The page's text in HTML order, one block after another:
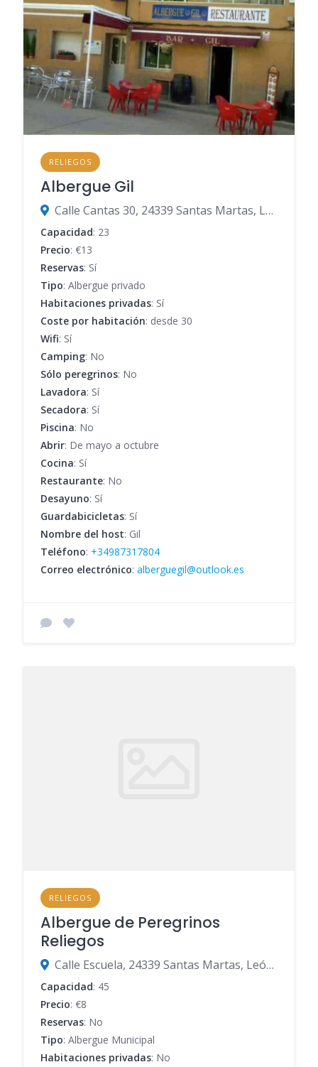
RELIEGOS
Albergue Gil
Calle Cantas 30, 24339 Santas Martas, León, España
Capacidad: 23
Precio: €13
Reservas: Sí
Tipo: Albergue privado
Habitaciones privadas: Sí
Coste por habitación: desde 30
Wifi: Sí
Camping: No
Sólo peregrinos: No
Lavadora: Sí
Secadora: Sí
Piscina: No
Abrir: De mayo a octubre
Cocina: Sí
Restaurante: No
Desayuno: Sí
Guardabicicletas: Sí
Nombre del host: Gil
Teléfono: +34987317804
Correo electrónico: alberguegil@outlook.es
RELIEGOS
Albergue de Peregrinos
Reliegos
Calle Escuela, 24339 Santas Martas, León, España
Capacidad: 45
Precio: €8
Reservas: No
Tipo: Albergue Municipal
Habitaciones privadas: No